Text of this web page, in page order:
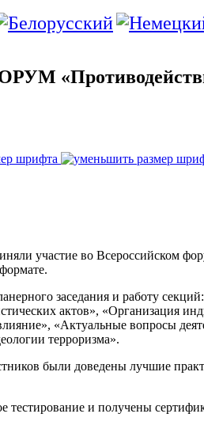
шрифта
во Всероссийском
заседания и работу
актов», «Организация
«Актуальные вопросы
терроризма».
были доведены лучшие
тестирование и получены